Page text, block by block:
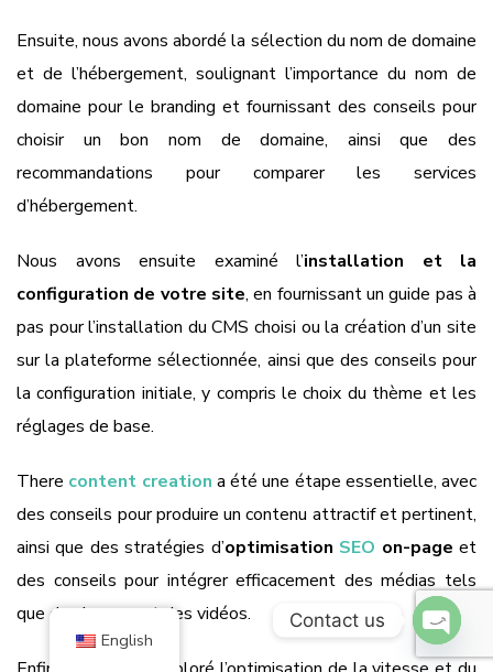
Ensuite, nous avons abordé la sélection du nom de domaine
et de l’hébergement, soulignant l’importance du nom de
domaine pour le branding et fournissant des conseils pour
choisir un bon nom de domaine, ainsi que des
recommandations pour comparer les services
d’hébergement.
Nous avons ensuite examiné l’installation et la
configuration de votre site, en fournissant un guide pas à
pas pour l’installation du CMS choisi ou la création d’un site
sur la plateforme sélectionnée, ainsi que des conseils pour
la configuration initiale, y compris le choix du thème et les
réglages de base.
There content creation a été une étape essentielle, avec
des conseils pour produire un contenu attractif et pertinent,
ainsi que des stratégies d’optimisation SEO on-page et
des conseils pour intégrer efficacement des médias tels
que des images et des vidéos.
English
Contact us
O